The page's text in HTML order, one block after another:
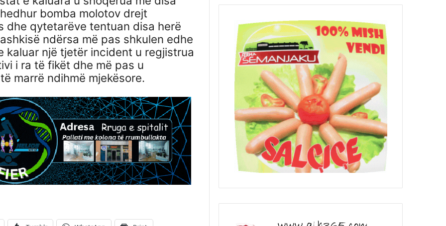
bomba molotov drejt
dhe qytetarëve tentuan disa herë
ndërsa më pas shkulen edhe
kaluar një tjetër incident u regjistrua
i ra të fikët dhe më pas u
marrë ndihmë mjekësore.